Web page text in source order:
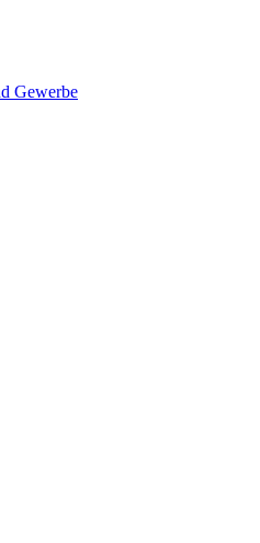
Gewerbe